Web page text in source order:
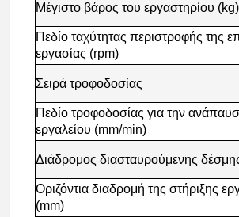
Μέγιστο βάρος του εργαστηρίου (kg)
Πεδίο ταχύτητας περιστροφής της
εργασίας (rpm)
Σειρά τροφοδοσίας
Πεδίο τροφοδοσίας για την
εργαλείου (mm/min)
Διάδρομος διασταυρούμενης
Οριζόντια διαδρομή της στήριξης
(mm)